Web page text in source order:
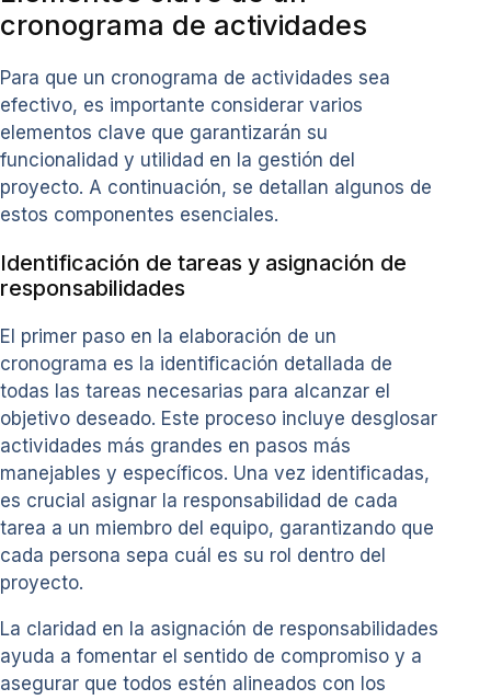
cronograma de actividades
Para que un cronograma de actividades sea
efectivo, es importante considerar varios
elementos clave que garantizarán su
funcionalidad y utilidad en la gestión del
proyecto. A continuación, se detallan algunos de
estos componentes esenciales.
Identificación de tareas y asignación de
responsabilidades
El primer paso en la elaboración de un
cronograma es la identificación detallada de
todas las tareas necesarias para alcanzar el
objetivo deseado. Este proceso incluye desglosar
actividades más grandes en pasos más
manejables y específicos. Una vez identificadas,
es crucial asignar la responsabilidad de cada
tarea a un miembro del equipo, garantizando que
cada persona sepa cuál es su rol dentro del
proyecto.
La claridad en la asignación de responsabilidades
ayuda a fomentar el sentido de compromiso y a
asegurar que todos estén alineados con los